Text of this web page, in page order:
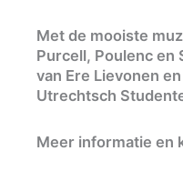
Met de mooiste
Purcell, Poulenc en
van Ere Lievonen
Utrechtsch
Meer informatie en